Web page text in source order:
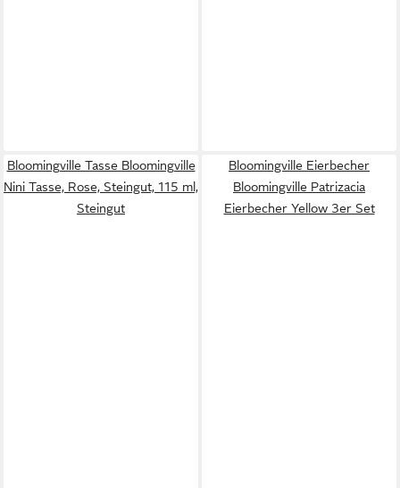
Bloomingville Tasse Bloomingville
Nini Tasse, Rose, Steingut, 115 ml,
Steingut
Bloomingville Eierbecher
Bloomingville Patrizacia
Eierbecher Yellow 3er Set